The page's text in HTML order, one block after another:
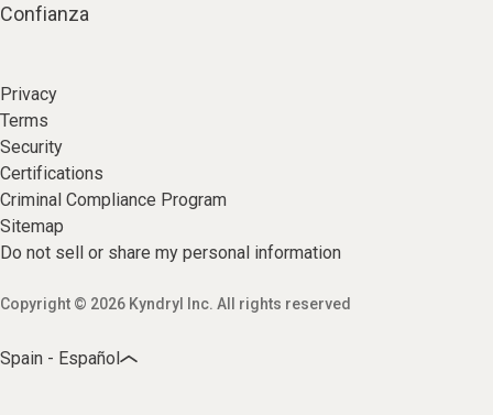
Confianza
Privacy
Terms
Security
Certifications
Criminal Compliance Program
Sitemap
Do not sell or share my personal information
Copyright © 2026 Kyndryl Inc. All rights reserved
Spain - Español